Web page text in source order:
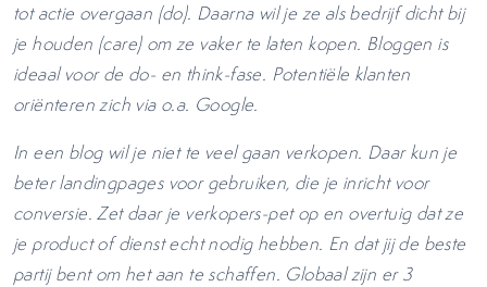
tot actie overgaan (do). Daarna wil je ze als bedrijf dicht bij
je houden (care) om ze vaker te laten kopen. Bloggen is
ideaal voor de do- en think-fase. Potentiële klanten
oriënteren zich via o.a. Google.
In een blog wil je niet te veel gaan verkopen. Daar kun je
beter landingpages voor gebruiken, die je inricht voor
conversie. Zet daar je verkopers-pet op en overtuig dat ze
je product of dienst echt nodig hebben. En dat jij de beste
partij bent om het aan te schaffen. Globaal zijn er 3